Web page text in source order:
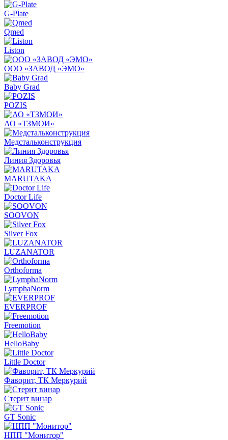
G-Plate
Qmed
Liston
ООО «ЗАВОД «ЭМО»
Baby Grad
POZIS
АО «ТЗМОИ»
Медстальконструкция
Линия Здоровья
MARUTAKA
Doctor Life
SOOVON
Silver Fox
LUZANATOR
Orthoforma
LymphaNorm
EVERPROF
Freemotion
HelloBaby
Little Doctor
Фаворит, ТК Меркурий
Стерит винар
GT Sonic
НПП "Монитор"